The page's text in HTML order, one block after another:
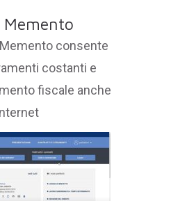
Memento
consente
costanti e
fiscale anche